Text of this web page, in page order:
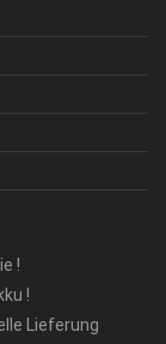
!
!
Lieferung